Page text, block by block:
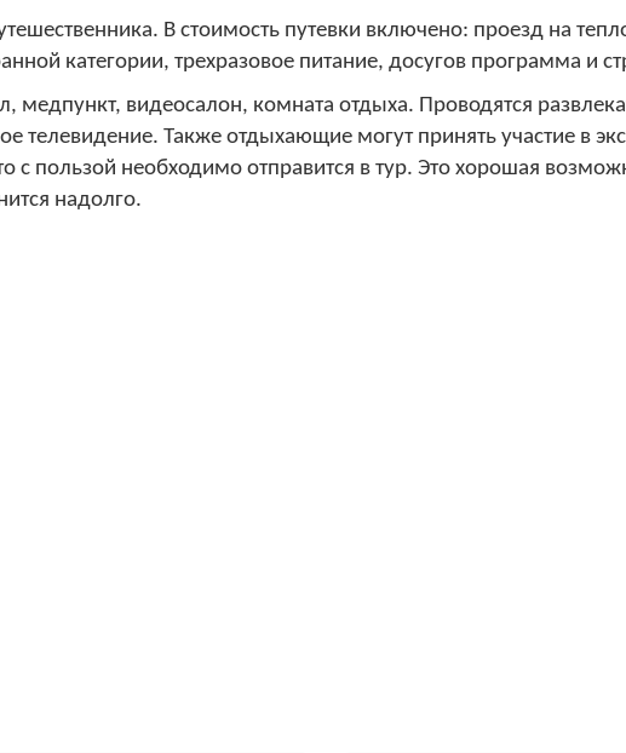
В стоимость путевки включено: проезд на
категории, трехразовое питание, досугов программа и
медпункт, видеосалон, комната отдыха. Проводятся
телевидение. Также отдыхающие могут принять участие в
с пользой необходимо отправится в тур. Это хорошая
надолго.